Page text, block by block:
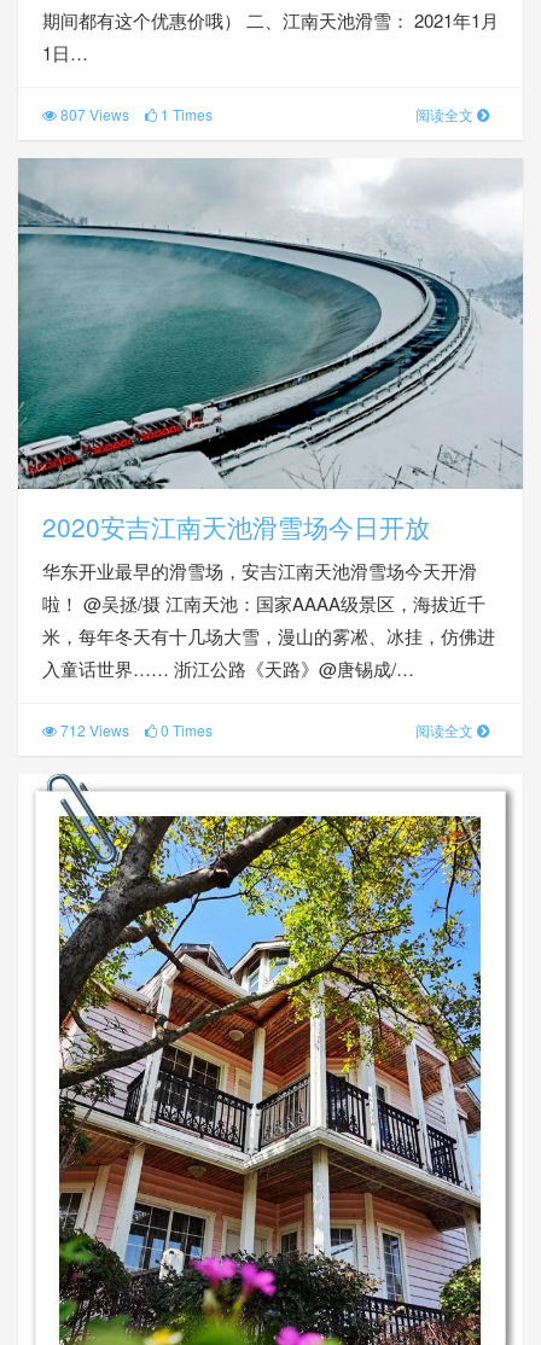
期间都有这个优惠价哦） 二、江南天池滑雪： 2021年1月
1日…
807 Views 1 Times 阅读全文
2020安吉江南天池滑雪场今日开放
华东开业最早的滑雪场，安吉江南天池滑雪场今天开滑
啦！ @吴拯/摄 江南天池：国家AAAA级景区，海拔近千
米，每年冬天有十几场大雪，漫山的雾凇、冰挂，仿佛进
入童话世界…… 浙江公路《天路》@唐锡成/…
712 Views 0 Times 阅读全文